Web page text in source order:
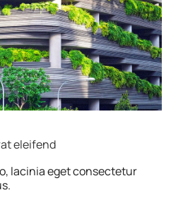
eleifend
lacinia eget consectetur